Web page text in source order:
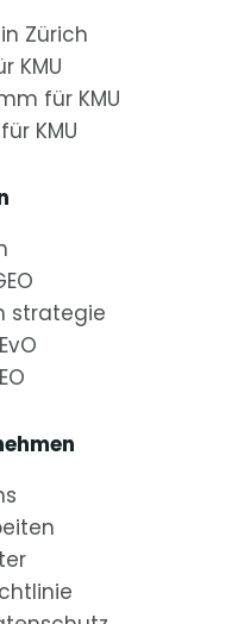
Zürich
KMU
für KMU
KMU
strategie